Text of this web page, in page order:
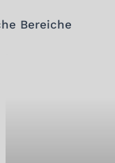
Bereiche